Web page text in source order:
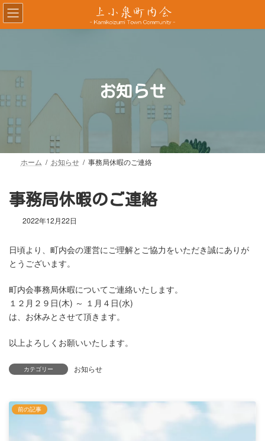
コ
ン
テ
ッ
ナ
ビ
ゲ
移
お知らせ
ホーム お知らせ 事務局休暇のご連絡
事務局休暇のご連絡
2022年12月22日
日頃より、町内会の運営にご理解とご協力をいただき誠にありが
とうございます。
町内会事務局休暇についてご連絡いたします。
１２月２９日(木) ～ １月４日(水)
は、お休みとさせて頂きます。
以上よろしくお願いいたします。
カテゴリー お知らせ
前の記事